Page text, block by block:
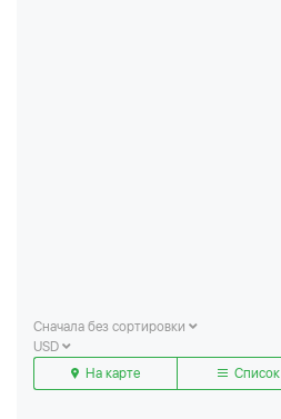
Сначала без сортировки
USD
На карте
Список